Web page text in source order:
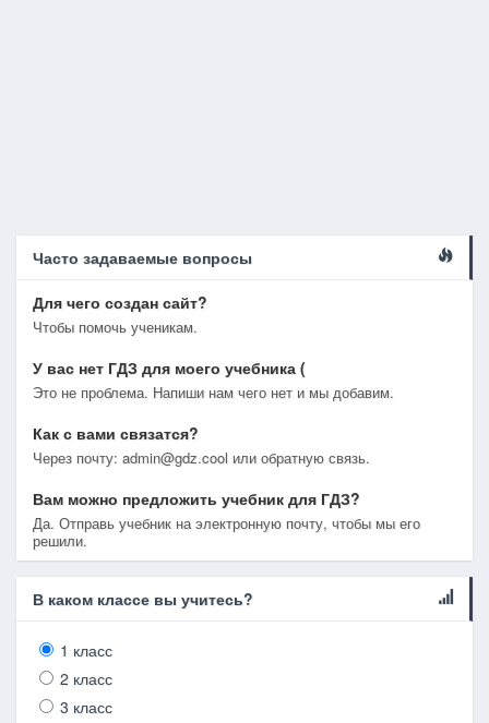
Часто задаваемые вопросы
Для чего создан сайт?
Чтобы помочь ученикам.
У вас нет ГДЗ для моего учебника (
Это не проблема. Напиши нам чего нет и мы добавим.
Как с вами связатся?
Через почту: admin@gdz.cool или обратную связь.
Вам можно предложить учебник для ГДЗ?
Да. Отправь учебник на электронную почту, чтобы мы его
решили.
В каком классе вы учитесь?
1 класс
2 класс
3 класс